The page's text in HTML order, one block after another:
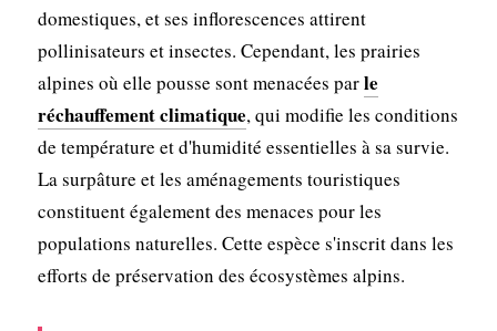
domestiques, et ses inflorescences attirent
pollinisateurs et insectes. Cependant, les prairies
alpines où elle pousse sont menacées parle
réchauffement climatique, qui modifie les conditions
de température et d'humidité essentielles à sa survie.
La surpâture et les aménagements touristiques
constituent également des menaces pour les
populations naturelles. Cette espèce s'inscrit dans les
efforts de préservation des écosystèmes alpins.